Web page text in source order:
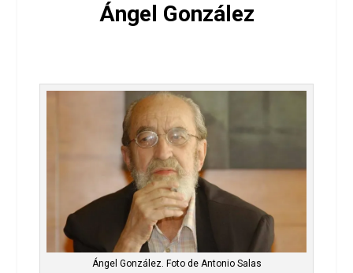
Ángel González
Ángel González. Foto de Antonio Salas